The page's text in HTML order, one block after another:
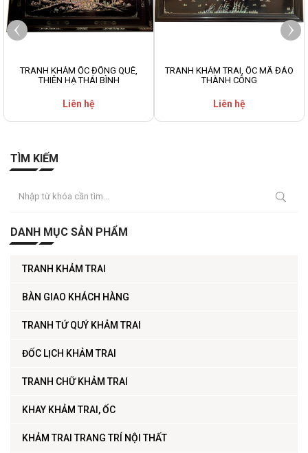
TRANH KHẢM ỐC ĐỒNG QUÊ,
THIÊN HẠ THÁI BÌNH
Liên hệ
TRANH KHẢM TRAI, ỐC MÃ ĐÁO
THÀNH CÔNG
Liên hệ
TÌM KIẾM
DANH MỤC SẢN PHẨM
TRANH KHẢM TRAI
BÀN GIAO KHÁCH HÀNG
TRANH TỨ QUÝ KHẢM TRAI
ĐỐC LỊCH KHẢM TRAI
TRANH CHỮ KHẢM TRAI
KHAY KHẢM TRAI, ỐC
KHẢM TRAI TRANG TRÍ NỘI THẤT